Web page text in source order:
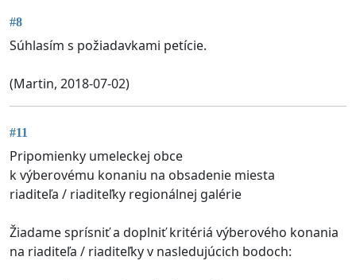
#8
Súhlasím s požiadavkami petície.
(Martin, 2018-07-02)
#11
Pripomienky umeleckej obce
k výberovému konaniu na obsadenie miesta
riaditeľa / riaditeľky regionálnej galérie
Žiadame sprísniť a doplniť kritériá výberového konania
na riaditeľa / riaditeľky v nasledujúcich bodoch: